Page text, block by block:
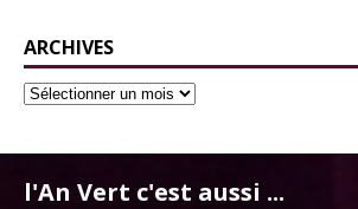
ARCHIVES
l'An Vert c'est aussi ...